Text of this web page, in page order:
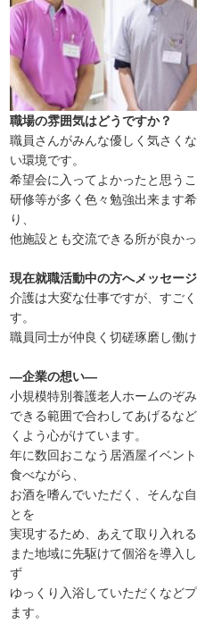
職場の雰囲気はどうですか？
職員さんがみんな優しく気さく
い環境です。
希望会に入ってよかったと思う
研修等が多く色々勉強出来ます
り、
他施設とも交流できる所が良かっ
現在就職活動中の方へメッセージ
介護は大変な仕事ですが、すご
す。
職員同士が仲良く切磋琢磨し働
―企業の想い―
小規模特別養護老人ホームのぞ
できる範囲で合わしてあげるな
くよう心がけています。
年に数回おこなう居酒屋イベン
食べながら、
お酒を嗜んでいただく、そんな
とを
実現するため、あえて取り入れ
また地域に先駆けて個浴を導入
ず
ゆっくり入浴していただくなど
ます。